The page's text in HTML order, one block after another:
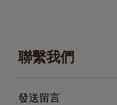
聯繫我們
發送留言